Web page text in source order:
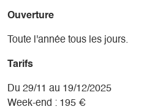
Ouverture
Toute l'année tous les jours.
Tarifs
Du 29/11 au 19/12/2025
Week-end : 195 €